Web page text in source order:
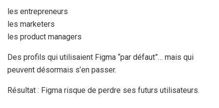
les entrepreneurs
les marketers
les product managers
Des profils qui utilisaient Figma “par défaut”… mais qui
peuvent désormais s’en passer.
Résultat : Figma risque de perdre ses futurs utilisateurs.